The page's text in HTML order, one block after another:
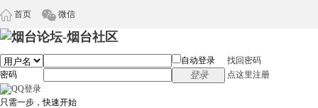
首页 微信
自动登录
找回密码
密码
登录 点这里注册
只需一步，快速开始